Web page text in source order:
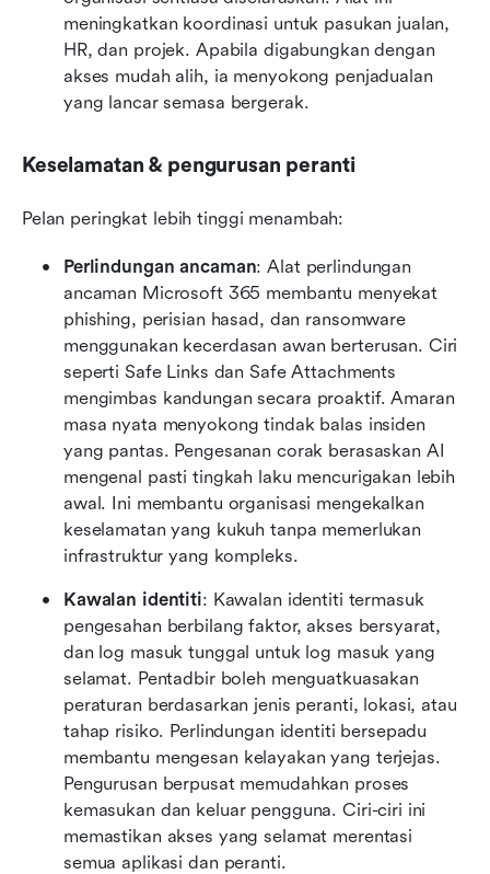
meningkatkan koordinasi untuk pasukan jualan,
HR, dan projek. Apabila digabungkan dengan
akses mudah alih, ia menyokong penjadualan
yang lancar semasa bergerak.
Keselamatan & pengurusan peranti
Pelan peringkat lebih tinggi menambah:
Perlindungan ancaman: Alat perlindungan
ancaman Microsoft 365 membantu menyekat
phishing, perisian hasad, dan ransomware
menggunakan kecerdasan awan berterusan. Ciri
seperti Safe Links dan Safe Attachments
mengimbas kandungan secara proaktif. Amaran
masa nyata menyokong tindak balas insiden
yang pantas. Pengesanan corak berasaskan AI
mengenal pasti tingkah laku mencurigakan lebih
awal. Ini membantu organisasi mengekalkan
keselamatan yang kukuh tanpa memerlukan
infrastruktur yang kompleks.
Kawalan identiti: Kawalan identiti termasuk
pengesahan berbilang faktor, akses bersyarat,
dan log masuk tunggal untuk log masuk yang
selamat. Pentadbir boleh menguatkuasakan
peraturan berdasarkan jenis peranti, lokasi, atau
tahap risiko. Perlindungan identiti bersepadu
membantu mengesan kelayakan yang terjejas.
Pengurusan berpusat memudahkan proses
kemasukan dan keluar pengguna. Ciri-ciri ini
memastikan akses yang selamat merentasi
semua aplikasi dan peranti.